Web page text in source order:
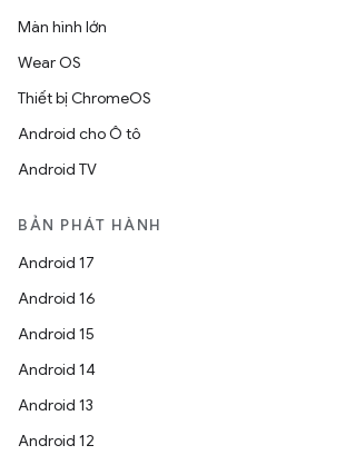
Màn hình lớn
Wear OS
Thiết bị ChromeOS
Android cho Ô tô
Android TV
BẢN PHÁT HÀNH
Android 17
Android 16
Android 15
Android 14
Android 13
Android 12